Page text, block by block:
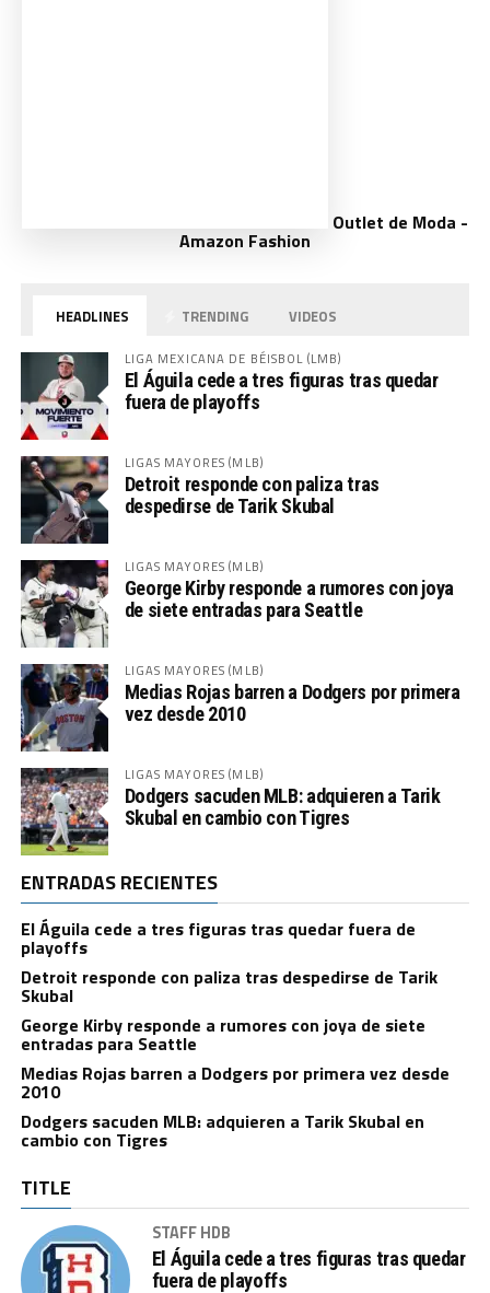
Outlet de Moda -
Amazon Fashion
HEADLINES TRENDING VIDEOS
LIGA MEXICANA DE BÉISBOL (LMB)
El Águila cede a tres figuras tras quedar
fuera de playoffs
LIGAS MAYORES (MLB)
Detroit responde con paliza tras
despedirse de Tarik Skubal
LIGAS MAYORES (MLB)
George Kirby responde a rumores con joya
de siete entradas para Seattle
LIGAS MAYORES (MLB)
Medias Rojas barren a Dodgers por primera
vez desde 2010
LIGAS MAYORES (MLB)
Dodgers sacuden MLB: adquieren a Tarik
Skubal en cambio con Tigres
ENTRADAS RECIENTES
El Águila cede a tres figuras tras quedar fuera de
playoffs
Detroit responde con paliza tras despedirse de Tarik
Skubal
George Kirby responde a rumores con joya de siete
entradas para Seattle
Medias Rojas barren a Dodgers por primera vez desde
2010
Dodgers sacuden MLB: adquieren a Tarik Skubal en
cambio con Tigres
TITLE
STAFF HDB
El Águila cede a tres figuras tras quedar
fuera de playoffs